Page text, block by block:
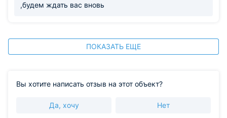
,будем ждать вас вновь
ПОКАЗАТЬ ЕЩЕ
Вы хотите написать отзыв на этот объект?
Да, хочу Нет